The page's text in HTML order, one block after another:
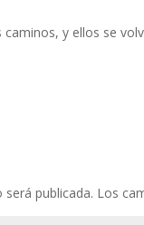
y ellos se
publicada. Los